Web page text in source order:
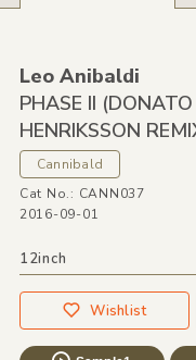
Leo Anibaldi
PHASE II
HENRIKSSON
Cannibald
Cat No.: CANN037
2016-09-01
12inch
Wishlist